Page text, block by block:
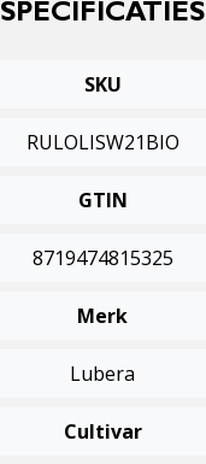
SPECIFICATIES
SKU
RULOLISW21BIO
GTIN
8719474815325
Merk
Lubera
Cultivar